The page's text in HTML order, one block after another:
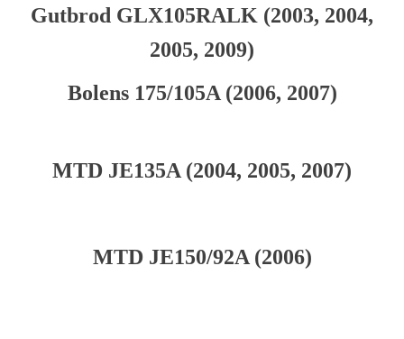
Gutbrod GLX105RALK (2003, 2004,
2005, 2009)
Bolens 175/105A (2006, 2007)
MTD JE135A (2004, 2005, 2007)
MTD JE150/92A (2006)